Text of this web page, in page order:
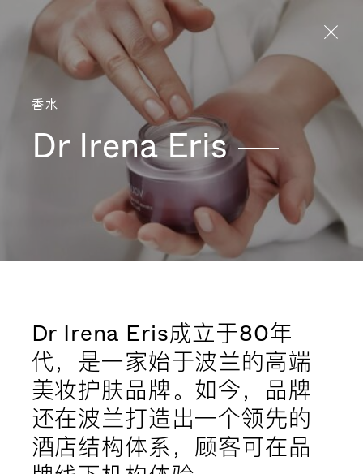
Aller directement au contenu
香水
Dr IrenaEris
Dr Irena Eris成立于80年
代，是一家始于波兰的高端
美妆护肤品牌。如今，品牌
还在波兰打造出一个领先的
酒店结构体系，顾客可在品